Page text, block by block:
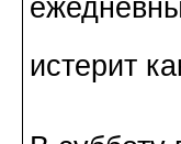
истерит